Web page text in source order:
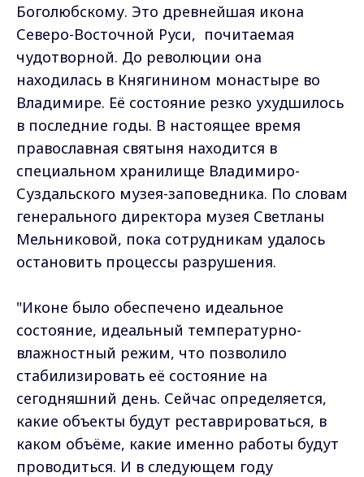
Боголюбскому. Это древнейшая икона
Северо-Восточной Руси, почитаемая
чудотворной. До революции она
находилась в Княгинином монастыре во
Владимире. Её состояние резко ухудшилось
в последние годы. В настоящее время
православная святыня находится в
специальном хранилище Владимиро-
Суздальского музея-заповедника. По словам
генерального директора музея Светланы
Мельниковой, пока сотрудникам удалось
остановить процессы разрушения.
"Иконе было обеспечено идеальное
состояние, идеальный температурно-
влажностный режим, что позволило
стабилизировать её состояние на
сегодняшний день. Сейчас определяется,
какие объекты будут реставрироваться, в
каком объёме, какие именно работы будут
проводиться. И в следующем году